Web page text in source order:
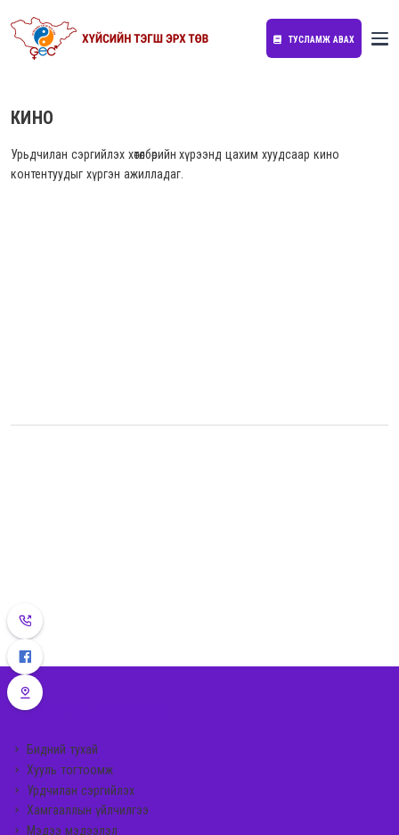
ТУСЛАМЖ АВАХ
КИНО
Урьдчилан сэргийлэх хөтөлбөрийн хүрээнд цахим хуудсаар кино
контентуудыг хүргэн ажилладаг.
ҮНДСЭН ХОЛБООСУУД
Бидний тухай
Хууль тогтоомж
Урдчилан сэргийлэх
Хамгааллын үйлчилгээ
Мэдээ мэдээлэл